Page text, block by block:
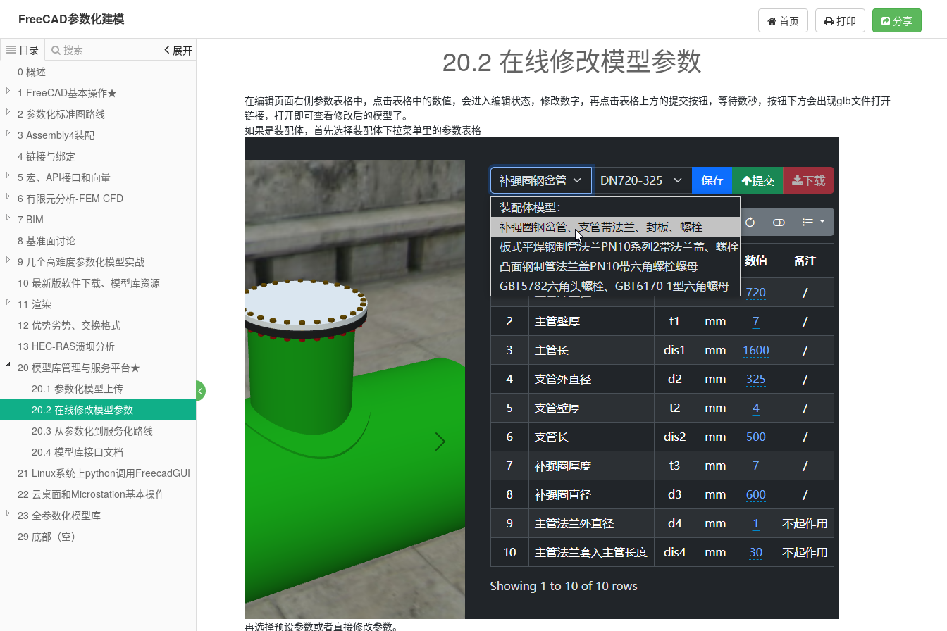
FreeCAD参数化建模 首页 打印 分享
目录 搜索
展开
0 概述
1 FreeCAD基本操作★
2 参数化标准图路线
3 Assembly4装配
4 链接与绑定
5 宏、API接口和向量
6 有限元分析-FEM CFD
7 BIM
8 基准面讨论
9 几个高难度参数化模型实战
10 最新版软件下载、模型库资源
11 渲染
12 优势劣势、交换格式
13 HEC-RAS溃坝分析
20 模型库管理与服务平台★
20.1 参数化模型上传
20.2 在线修改模型参数
20.3 从参数化到服务化路线
20.4 模型库接口文档
21 Linux系统上python调用FreecadGUI
22 云桌面和Microstation基本操作
23 全参数化模型库
29 底部（空）
20.2 在线修改模型参数
在编辑页面右侧参数表格中，点击表格中的数值，会进入编辑状态，修改数字，再点击表格上方的提交按钮，等待数秒，按钮下方会出现glb文件打开
链接，打开即可查看修改后的模型了。
如果是装配体，首先选择装配体下拉菜单里的参数表格
再选择预设参数或者直接修改参数。